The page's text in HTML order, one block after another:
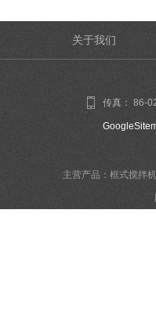
关于我们
传真： 86-
主营产品：框式搅拌